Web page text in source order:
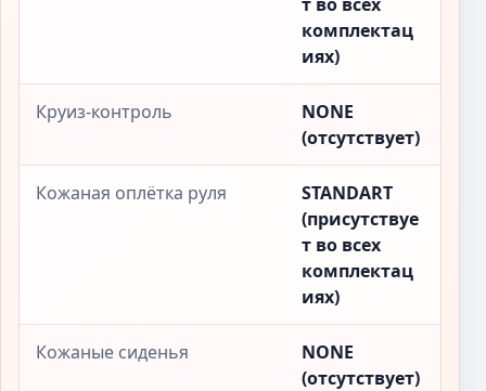
комплектац
иях)
Круиз-контроль
NONE
(отсутствует)
Кожаная оплётка руля
STANDART
(присутствуе
т во всех
комплектац
иях)
Кожаные сиденья
NONE
(отсутствует)